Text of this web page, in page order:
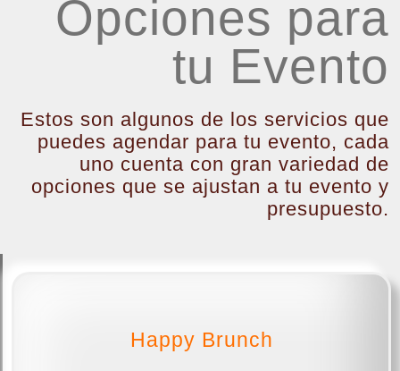
Opciones para
tu Evento
Estos son algunos de los servicios que
puedes agendar para tu evento, cada
uno cuenta con gran variedad de
opciones que se ajustan a tu evento y
presupuesto.
Happy Brunch